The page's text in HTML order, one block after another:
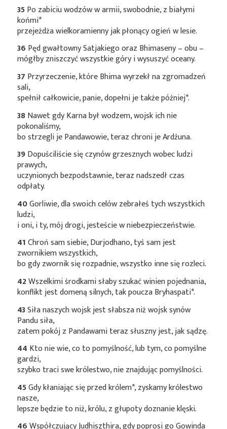
35Po zabiciu wodzów w armii, swobodnie, z białymi
końmi*
przejeżdża wielkoramienny jak płonący ogień w lesie.
36 Pęd gwałtowny Satjakiego oraz Bhimaseny – obu –
mógłby zniszczyć wszystkie góry i wysuszyć oceany.
37 Przyrzeczenie, które Bhima wyrzekł na zgromadzeń
sali,
spełnił całkowicie, panie, dopełni je takżepóźniej*.
38Nawet gdy Karna był wodzem, wojsk ich nie
pokonaliśmy,
bo strzegli je Pandawowie, teraz chroni je Ardźuna.
39Dopuściliście się czynów grzesznych wobec ludzi
prawych,
uczynionych bezpodstawnie, teraz nadszedł czas
odpłaty.
40Gorliwie, dla swoich celów zebrałeś tych wszystkich
ludzi,
i oni, i ty, mój drogi, jesteście w niebezpieczeństwie.
41Chroń sam siebie, Durjodhano, tyś sam jest
zwornikiem wszystkich,
bo gdy zwornik się rozpadnie, wszystko inne się rozleci.
42Wszelkimi środkami słaby szukać winien pojednania,
konflikt jest domeną silnych, tak pouczaBryhaspati*.
43Siła naszych wojsk jest słabsza niż wojsk synów
Pandu siła,
zatem pokój z Pandawami teraz słuszny jest, jak sądzę.
44 Kto nie wie, co to pomyślność, lub tym, co pomyślne
gardzi,
szybko traci swe królestwo, nie znajdując pomyślności.
45Gdy kłaniając się przedkrólem*, zyskamy królestwo
nasze,
lepsze będzie to niż, królu, z głupoty doznanie klęski.